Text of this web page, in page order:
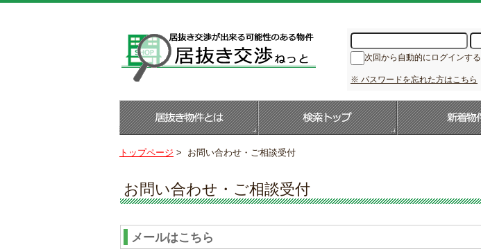
次回から自動的にログインする
※ パスワードを忘れた方はこちら
トップページ > お問い合わせ・ご相談受付
お問い合わせ・ご相談受付
メールはこちら